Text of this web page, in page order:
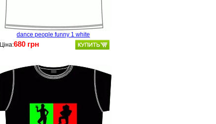
dance people funny 1 white
Ціна:680 грн